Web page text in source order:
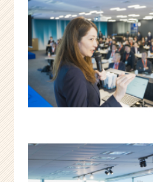
ィ
ン
グ
で、
日
本
企
業
を
リ
ー